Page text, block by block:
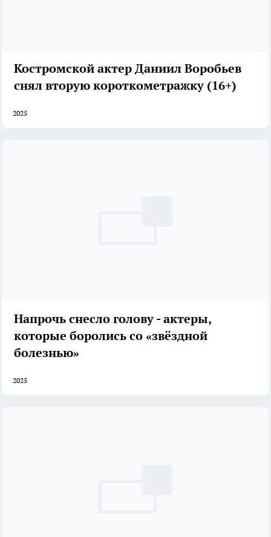
Костромской актер Даниил Воробьев
снял вторую короткометражку (16+)
2025
Напрочь снесло голову - актеры,
которые боролись со «звёздной
болезнью»
2025